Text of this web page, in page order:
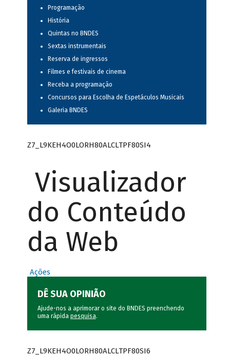
Programação
História
Quintas no BNDES
Sextas instrumentais
Reserva de ingressos
Filmes e festivais de cinema
Receba a programação
Concursos para Escolha de Espetáculos Musicais
Galeria BNDES
Z7_L9KEH4O0LORH80ALCLTPF80SI4
Visualizador
do Conteúdo
da Web
Ações
DÊ SUA OPINIÃO
Ajude-nos a aprimorar o site do BNDES preenchendo
uma rápida pesquisa.
Z7_L9KEH4O0LORH80ALCLTPF80SI6